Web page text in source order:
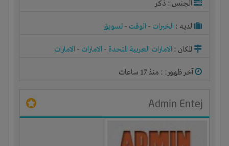
الجنس : ذكر
لديـه : الخبرات - الوقت - تسويق
المكان : الامارات العربية المتحدة - الامارات - الامارات
آخر ظهور: : منذ 17 ساعات
Admin Entej